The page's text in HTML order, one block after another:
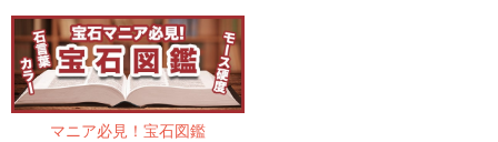
マニア必見！宝石図鑑